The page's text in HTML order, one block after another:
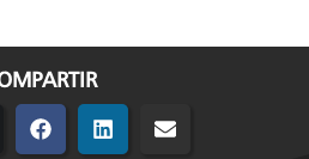
Compartir
en
Compartir
en
Compartir